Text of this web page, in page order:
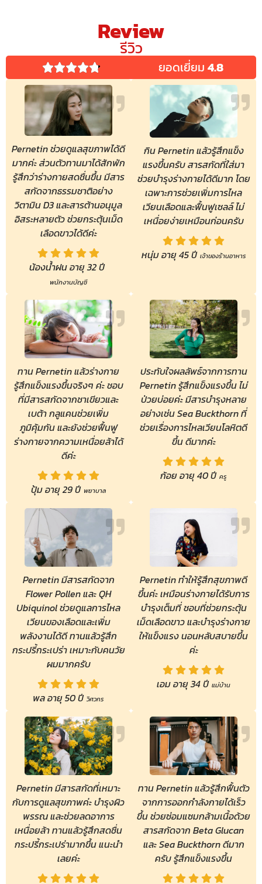
Review
รีวิว
ยอดเยี่ยม 4.8
Pernetin ช่วยดูแลสุขภาพได้ดี
มากค่ะ ส่วนตัวทานมาได้สักพัก
รู้สึกว่าร่างกายสดชื่นขึ้น มีสาร
สกัดจากธรรมชาติอย่าง
วิตามิน D3 และสารต้านอนุมูล
อิสระหลายตัว ช่วยกระตุ้นเม็ด
เลือดขาวได้ดีค่ะ
น้องน้ำฝน อายุ 32 ปี
พนักงานบัญชี
กิน Pernetin แล้วรู้สึกแข็ง
แรงขึ้นครับ สารสกัดที่ใส่มา
ช่วยบำรุงร่างกายได้ดีมาก โดย
เฉพาะการช่วยเพิ่มการไหล
เวียนเลือดและฟื้นฟูเซลล์ ไม่
เหนื่อยง่ายเหมือนก่อนครับ
หนุ่ม อายุ 45 ปี เจ้าของร้านอาหาร
ทาน Pernetin แล้วร่างกาย
รู้สึกแข็งแรงขึ้นจริงๆ ค่ะ ชอบ
ที่มีสารสกัดจากชาเขียวและ
เบต้า กลูแคนช่วยเพิ่ม
ภูมิคุ้มกัน และยังช่วยฟื้นฟู
ร่างกายจากความเหนื่อยล้าได้
ดีค่ะ
ปุ้ม อายุ 29 ปี พยาบาล
ประทับใจผลลัพธ์จากการทาน
Pernetin รู้สึกแข็งแรงขึ้น ไม่
ป่วยบ่อยค่ะ มีสารบำรุงหลาย
อย่างเช่น Sea Buckthorn ที่
ช่วยเรื่องการไหลเวียนโลหิตดี
ขึ้น ดีมากค่ะ
ก้อย อายุ 40 ปี ครู
Pernetin มีสารสกัดจาก
Flower Pollen และ QH
Ubiquinol ช่วยดูแลการไหล
เวียนของเลือดและเพิ่ม
พลังงานได้ดี ทานแล้วรู้สึก
กระปรี้กระเปร่า เหมาะกับคนวัย
ผมมากครับ
พล อายุ 50 ปี วิศวกร
Pernetin ทำให้รู้สึกสุขภาพดี
ขึ้นค่ะ เหมือนร่างกายได้รับการ
บำรุงเต็มที่ ชอบที่ช่วยกระตุ้น
เม็ดเลือดขาว และบำรุงร่างกาย
ให้แข็งแรง นอนหลับสบายขึ้น
ค่ะ
เอม อายุ 34 ปี แม่บ้าน
Pernetin มีสารสกัดที่เหมาะ
กับการดูแลสุขภาพค่ะ บำรุงผิว
พรรณ และช่วยลดอาการ
เหนื่อยล้า ทานแล้วรู้สึกสดชื่น
กระปรี้กระเปร่ามากขึ้น แนะนำ
เลยค่ะ
ทาน Pernetin แล้วรู้สึกฟื้นตัว
จากการออกกำลังกายได้เร็ว
ขึ้น ช่วยซ่อมแซมกล้ามเนื้อด้วย
สารสกัดจาก Beta Glucan
และ Sea Buckthorn ดีมาก
ครับ รู้สึกแข็งแรงขึ้น